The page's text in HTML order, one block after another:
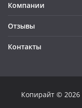
Компании
Отзывы
Контакты
Копирайт © 2026